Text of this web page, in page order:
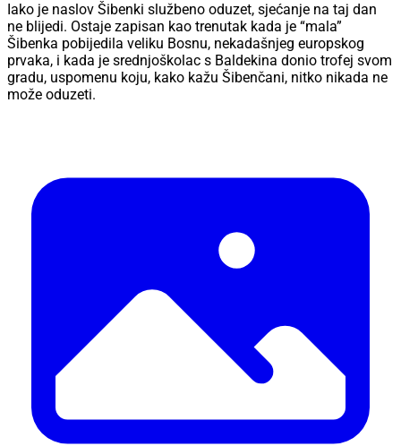
Iako je naslov Šibenki službeno oduzet, sjećanje na taj dan
ne blijedi. Ostaje zapisan kao trenutak kada je “mala”
Šibenka pobijedila veliku Bosnu, nekadašnjeg europskog
prvaka, i kada je srednjoškolac s Baldekina donio trofej svom
gradu, uspomenu koju, kako kažu Šibenčani, nitko nikada ne
može oduzeti.